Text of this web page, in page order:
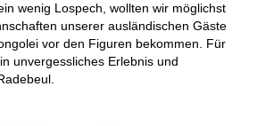
wenig Lospech, wollten wir möglichst
unserer ausländischen Gäste
vor den Figuren bekommen. Für
unvergessliches Erlebnis und